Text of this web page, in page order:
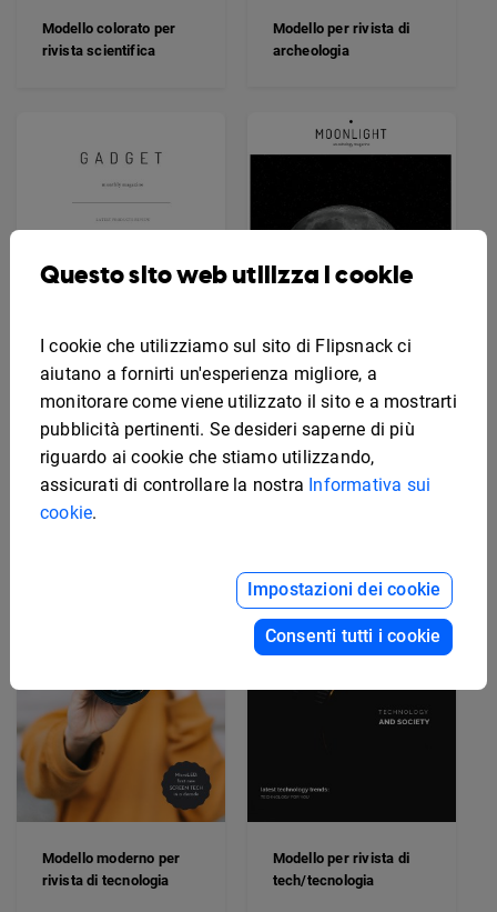
Modello per rivista di
archeologia
Modello colorato per
rivista scientifica
Modello per rivista di
astrologia
Modello minimalista per
rivista di gadget
Modello per rivista di
tech/tecnologia
Modello moderno per
rivista di tecnologia
Questo sito web utilizza i cookie
I cookie che utilizziamo sul sito di Flipsnack ci
aiutano a fornirti un'esperienza migliore, a
monitorare come viene utilizzato il sito e a mostrarti
pubblicità pertinenti. Se desideri saperne di più
riguardo ai cookie che stiamo utilizzando,
assicurati di controllare la nostra Informativa sui
cookie.
Impostazioni dei cookie
Consenti tutti i cookie